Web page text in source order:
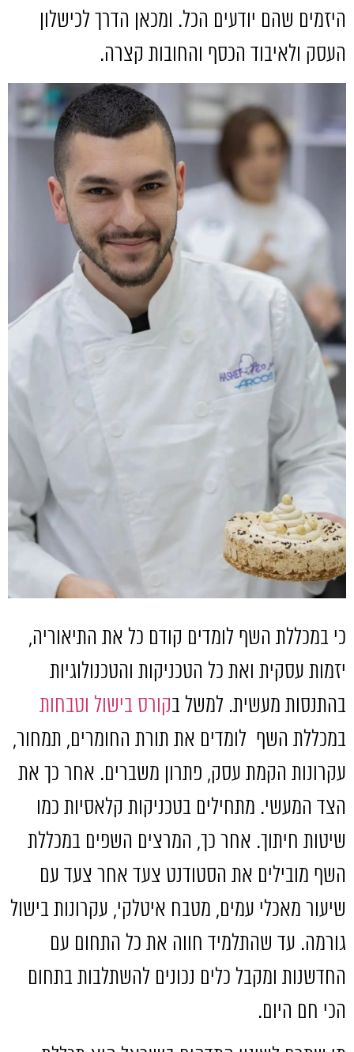
היזמים שהם יודעים הכל. ומכאן הדרך לכישלון
העסק ולאיבוד הכסף והחובות קצרה.
כי במכללת השף לומדים קודם כל את התיאוריה,
יזמות עסקית ואת כל הטכניקות והטכנולוגיות
בהתנסות מעשית. למשל בקורס בישול וטבחות
במכללת השף לומדים את תורת החומרים, תמחור,
עקרונות הקמת עסק, פתרון משברים. אחר כך את
הצד המעשי. מתחילים בטכניקות קלאסיות כמו
שיטות חיתוך. אחר כך, המרצים השפים במכללת
השף מובילים את הסטודנט צעד אחר צעד עם
שיעור מאכלי עמים, מטבח איטלקי, עקרונות בישול
גורמה. עד שהתלמיד חווה את כל התחום עם
החדשנות ומקבל כלים נכונים להשתלבות בתחום
הכי חם היום.